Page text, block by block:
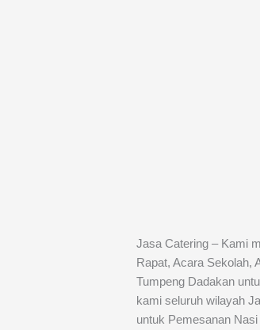
Jasa Catering – Kami
Rapat, Acara Sekolah,
Tumpeng Dadakan
kami seluruh wilayah
untuk Pemesanan